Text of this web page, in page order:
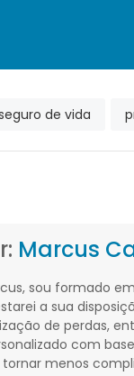
de vida
Marcus
sou formado
a sua
de perdas,
com
tornar menos